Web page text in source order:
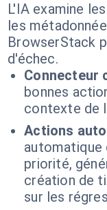
L'IA examine
les
BrowserStack
d'échec.
Connecteur
bonnes
contexte de
Actions
automatique
priorité,
création de
sur les